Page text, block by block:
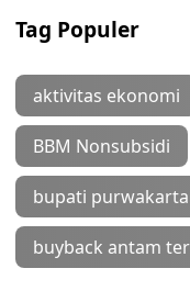
Tag Populer
aktivitas ekonomi
BBM Nonsubsidi
bupati purwakarta
buyback antam